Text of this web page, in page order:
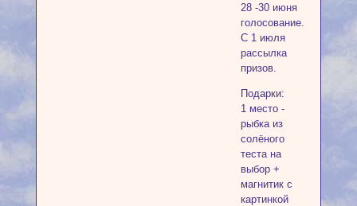
28 -30 июня
голосование.
С 1 июля
рассылка
призов.
Подарки:
1 место -
рыбка из
солёного
теста на
выбор +
магнитик с
картинкой